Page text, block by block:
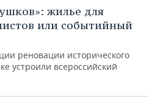
жилье для
или событийный
реновации исторического
устроили всероссийский